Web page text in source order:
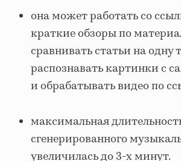
она может работать со
краткие обзоры по
сравнивать статьи на одну
распознавать картинки с
и обрабатывать видео по
максимальная
сгенерированного
увеличилась до 3-х минут.